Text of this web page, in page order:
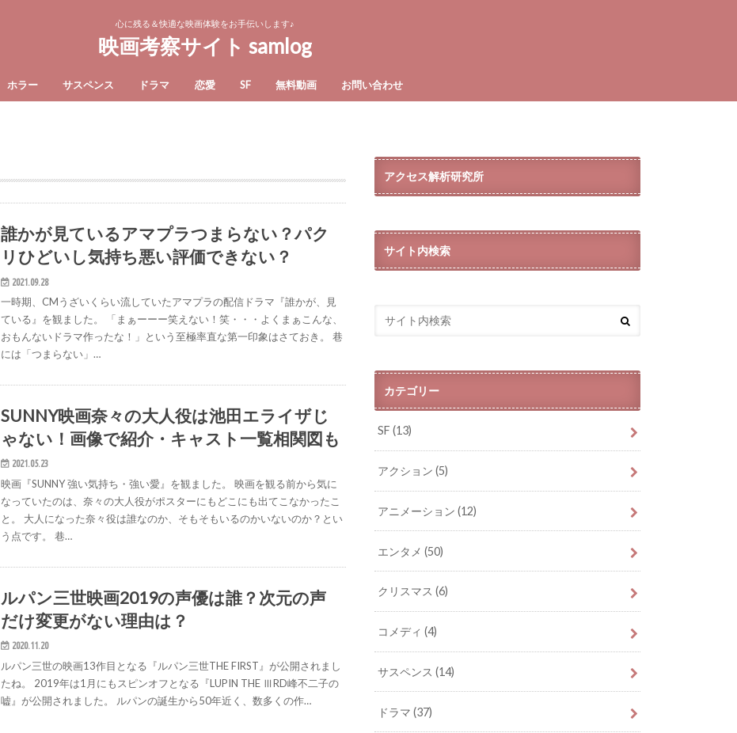
心に残る＆快適な映画体験をお手伝いします♪
映画考察サイト samlog
ホラー サスペンス ドラマ 恋愛 SF 無料動画 お問い合わせ
誰かが見ているアマプラつまらない？パク
リひどいし気持ち悪い評価できない？
2021.09.28
一時期、CMうざいくらい流していたアマプラの配信ドラマ『誰かが、見
ている』を観ました。 「まぁーーー笑えない！笑・・・よくまぁこんな、
おもんないドラマ作ったな！」という至極率直な第一印象はさておき。 巷
には「つまらない」…
SUNNY映画奈々の大人役は池田エライザじ
ゃない！画像で紹介・キャスト一覧相関図も
2021.05.23
映画『SUNNY 強い気持ち・強い愛』を観ました。 映画を観る前から気に
なっていたのは、奈々の大人役がポスターにもどこにも出てこなかったこ
と。 大人になった奈々役は誰なのか、そもそもいるのかいないのか？とい
う点です。 巷…
ルパン三世映画2019の声優は誰？次元の声
だけ変更がない理由は？
2020.11.20
ルパン三世の映画13作目となる『ルパン三世THE FIRST』が公開されまし
たね。 2019年は1月にもスピンオフとなる『LUPIN THE ⅢRD峰不二子の
嘘』が公開されました。 ルパンの誕生から50年近く、数多くの作…
アクセス解析研究所
サイト内検索
カテゴリー
SF(13)
アクション(5)
アニメーション(12)
エンタメ(50)
クリスマス(6)
コメディ(4)
サスペンス(14)
ドラマ(37)